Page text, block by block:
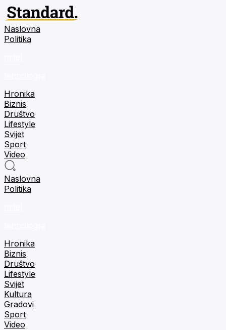
Naslovna
Politika
Hronika
Biznis
Društvo
Lifestyle
Svijet
Sport
Video
Naslovna
Politika
Hronika
Biznis
Društvo
Lifestyle
Svijet
Kultura
Gradovi
Sport
Video